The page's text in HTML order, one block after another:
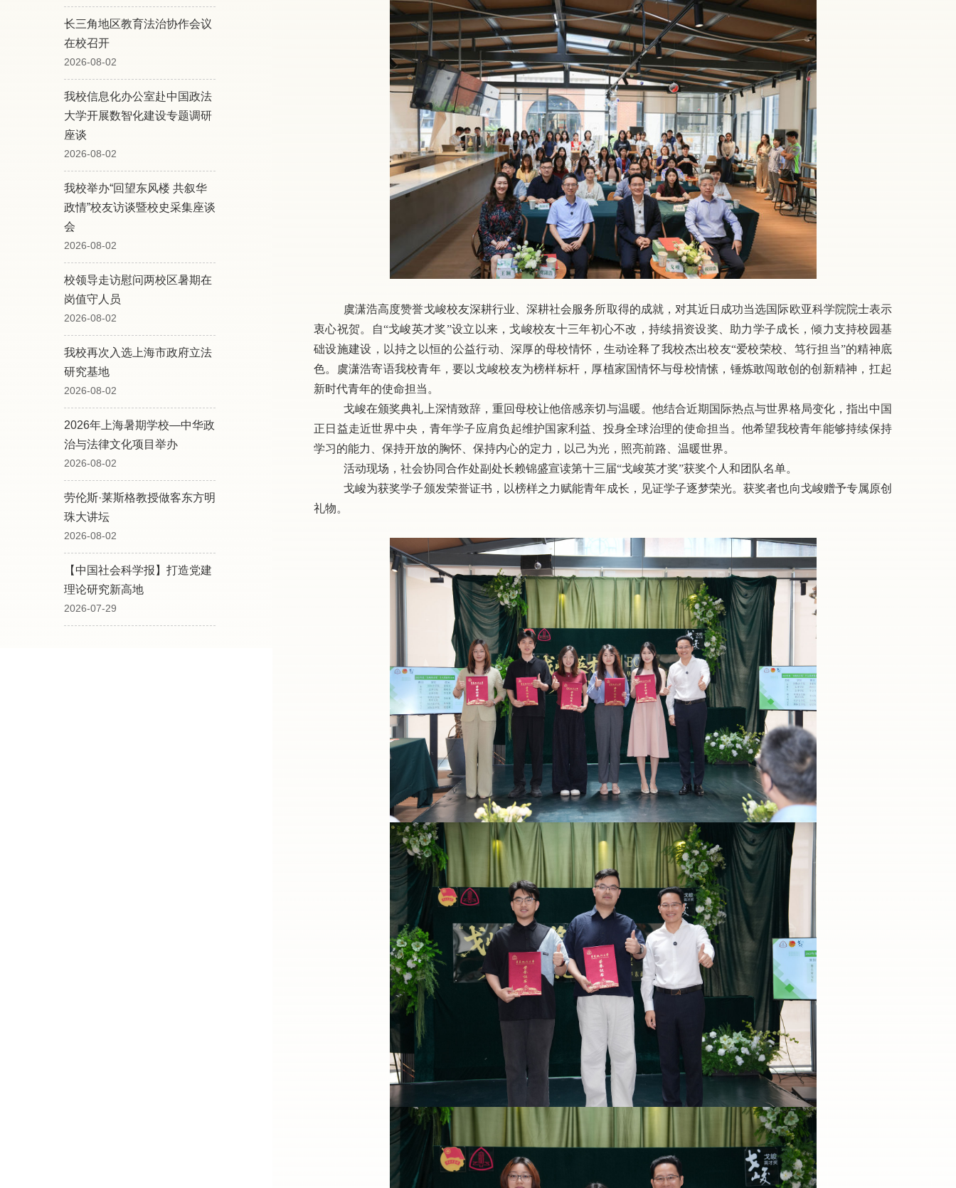
虞潇浩高度赞誉戈峻校友深耕行业、深耕社会服务所取得的成就，对其近日成功当选国际欧亚科学院院士表示
衷心祝贺。自“戈峻英才奖”设立以来，戈峻校友十三年初心不改，持续捐资设奖、助力学子成长，倾力支持校园基
础设施建设，以持之以恒的公益行动、深厚的母校情怀，生动诠释了我校杰出校友“爱校荣校、笃行担当”的精神底
色。
虞潇浩寄语我校青年，要以戈峻校友为榜样标杆，厚植家国情怀与母校情愫，锤炼敢闯敢创的创新精神，扛起
新时代青年的使命担当。
戈峻在颁奖典礼上深情致辞，重回母校让他倍感亲切与温暖。 他结合近期国际热点与世界格局变化，指出中国
正日益走近世界中央，青年学子应肩负起维护国家利益、投身全球治理的使命担当。他希望我校青年能够持续保持
学习的能力、保持开放的胸怀、保持内心的定力，以己为光，照亮前路、温暖世界。
活动现场，社会协同合作处副处长赖锦盛宣读第十三届“戈峻英才奖”获奖个人和团队名单。
戈峻为获奖学子颁发荣誉证书，以榜样之力赋能青年成长，见证学子逐梦荣光。获奖者也向戈峻赠予专属原创
礼物。